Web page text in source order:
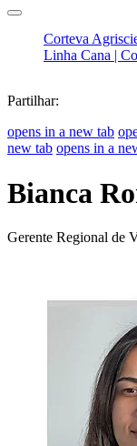
Corteva
Linha Cana |
Partilhar:
opens in a new tab
new tab opens in a
Bianca
Gerente Regional de